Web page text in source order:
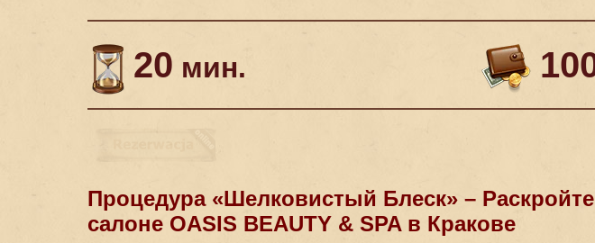
20 мин.
Процедура «Шелковистый Блеск» –
салоне OASIS BEAUTY & SPA в Кракове